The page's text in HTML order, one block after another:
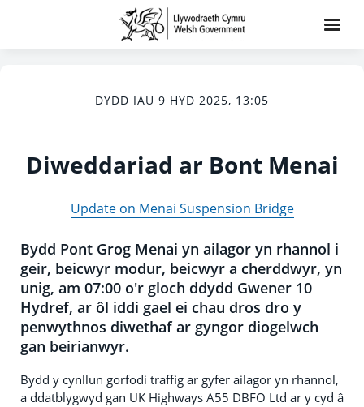
DYDD IAU 9 HYD 2025, 13:05
Diweddariad ar Bont Menai
Update on Menai Suspension Bridge
Bydd Pont Grog Menai yn ailagor yn rhannol i
geir, beicwyr modur, beicwyr a cherddwyr, yn
unig, am 07:00 o'r gloch ddydd Gwener 10
Hydref, ar ôl iddi gael ei chau dros dro y
penwythnos diwethaf ar gyngor diogelwch
gan beirianwyr.
Bydd y cynllun gorfodi traffig ar gyfer ailagor yn rhannol,
a ddatblygwyd gan UK Highways A55 DBFO Ltd ar y cyd â